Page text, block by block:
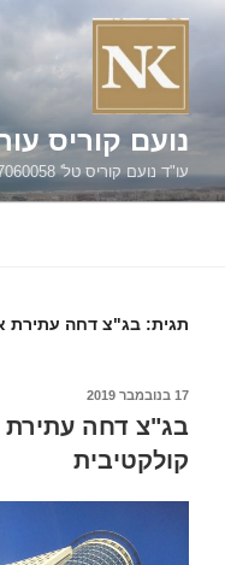
דילוג
נועם קוריס
עו"ד נועם קוריס טל' 0777060058
תגית: בג"צ דחה עתירת
פורסם
17 בנובמבר 2019
בג"צ דחה עתירת
קולקטיבית